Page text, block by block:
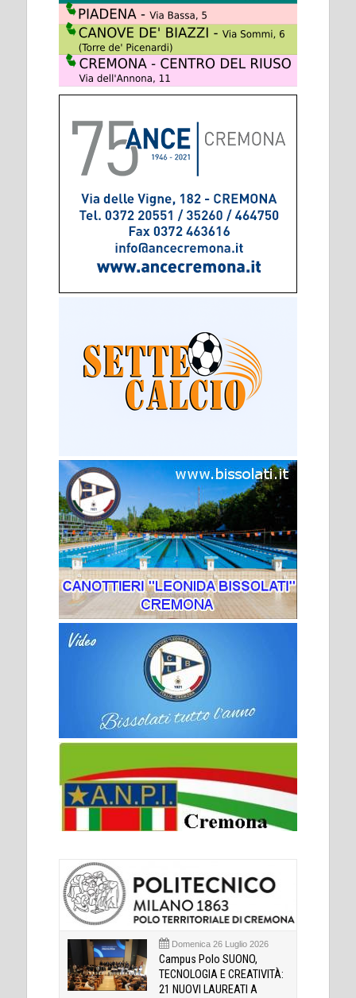
Domenica 26 Luglio 2026
Campus Polo SUONO,
TECNOLOGIA E CREATIVITÀ:
21 NUOVI LAUREATI A